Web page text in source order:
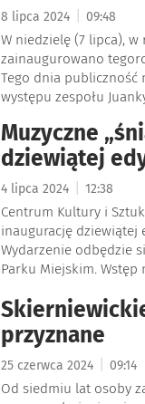
8 lipca 2024 09:48
W niedzielę (7 lipca), w
zainaugurowano
Tego dnia publiczność
występu zespołu
Muzyczne
dziewiątej
4 lipca 2024 12:38
Centrum Kultury i
inaugurację dziewiątej
Wydarzenie odbędzie
Parku Miejskim.
przyznane
25 czerwca 2024 09:14
Od siedmiu lat osoby